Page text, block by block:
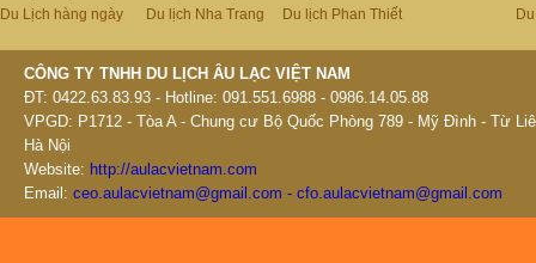
Du Lịch hàng ngày
Du lịch Nha Trang
Du lịch Phan Thiết
CÔNG TY TNHH DU LỊCH ÂU LẠC VIỆT NAM
ĐT: 0422.63.83.93 - Hotline: 091.551.6988 - 0986.14.05.88
VPGD: P1712 - Tòa A - Chung cư Bộ Quốc Phòng 789 - Mỹ Đình - Từ
Hà Nội
Website: http://aulacvietnam.com
Email: ceo.aulacvietnam@gmail.com - cfo.aulacvietnam@gmail.com